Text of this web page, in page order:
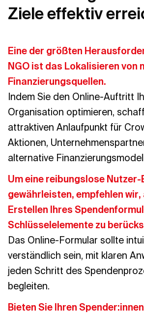
Ziele effektiv
Eine der größten
NGO ist das Lokalisieren von
Finanzierungsquellen.
Indem Sie den Online-Auftritt
Organisation optimieren,
attraktiven Anlaufpunkt für
Aktionen,
alternative
Um eine reibungslose
gewährleisten, empfehlen wir,
Erstellen Ihres
Schlüsselelemente zu
Das Online-Formular sollte
verständlich sein, mit klaren
jeden Schritt des
begleiten.
Bieten Sie Ihren